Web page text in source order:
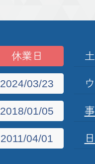
休業日
2024/03/23
2018/01/05
2011/04/01